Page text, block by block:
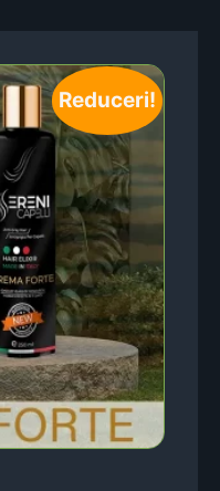
Reduceri!